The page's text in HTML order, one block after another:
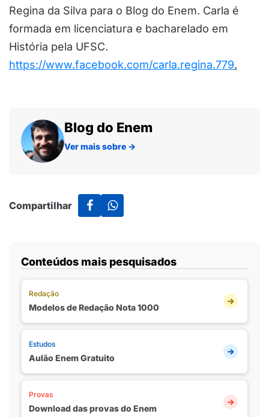
Regina da Silva para o Blog do Enem. Carla é
formada em licenciatura e bacharelado em
História pela UFSC.
https://www.facebook.com/carla.regina.779.
Blog do Enem
Ver mais sobre →
Compartilhar
Conteúdos mais pesquisados
Redação
Modelos de Redação Nota 1000
Estudos
Aulão Enem Gratuito
Provas
Download das provas do Enem